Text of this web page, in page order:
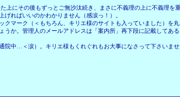
にその後もずっとご無沙汰続き、まさに不義理の上に不義理を
ればいいのかわかりません（感涙っ！）。
マーク（＜もちろん、キリエ様のサイトも入っていました）を
か。管理人のメールアドレスは「案内所」再下段に記載してあ
中…＜涙）。キリエ様もくれぐれもお大事になさって下さいませ